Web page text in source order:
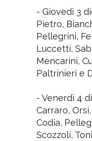
- Giovedì 3
Pietro,
Pellegrini,
Luccetti,
Mencarini,
Paltrinieri e
- Venerdì 4
Carraro,
Codia,
Scozzoli,